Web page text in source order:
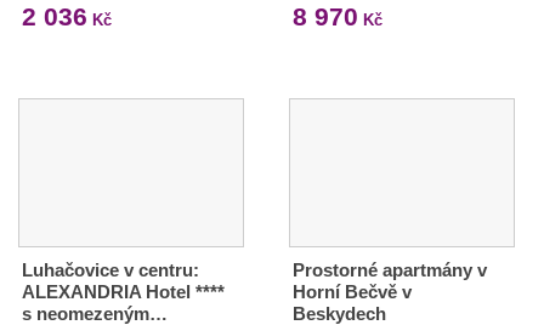
2 036 Kč 8 970 Kč
Luhačovice v centru:
ALEXANDRIA Hotel ****
s neomezeným…
Prostorné apartmány v
Horní Bečvě v
Beskydech